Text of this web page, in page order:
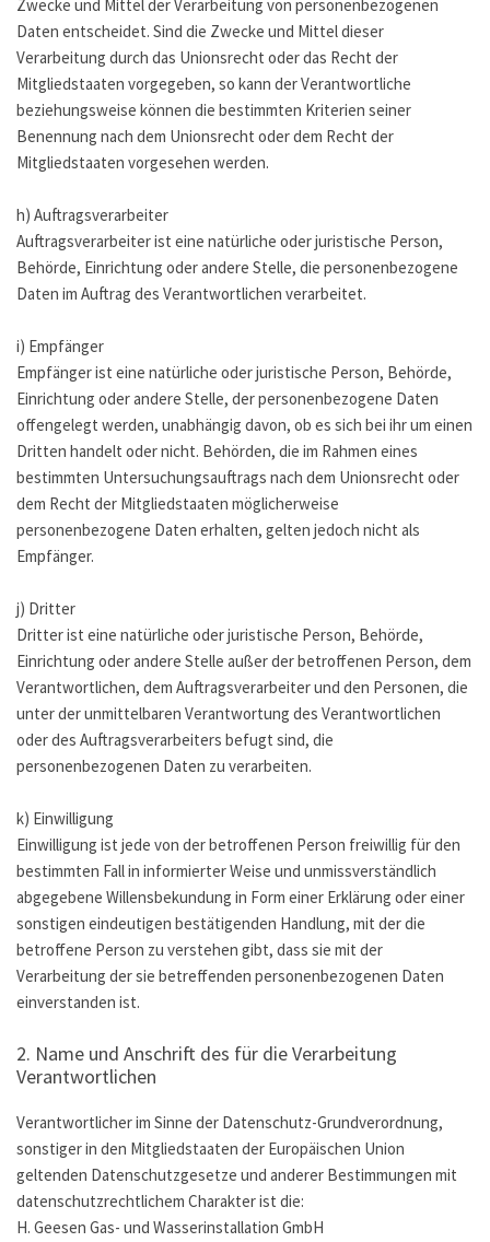
Zwecke und Mittel der Verarbeitung von personenbezogenen
Daten entscheidet. Sind die Zwecke und Mittel dieser
Verarbeitung durch das Unionsrecht oder das Recht der
Mitgliedstaaten vorgegeben, so kann der Verantwortliche
beziehungsweise können die bestimmten Kriterien seiner
Benennung nach dem Unionsrecht oder dem Recht der
Mitgliedstaaten vorgesehen werden.
h) Auftragsverarbeiter
Auftragsverarbeiter ist eine natürliche oder juristische Person,
Behörde, Einrichtung oder andere Stelle, die personenbezogene
Daten im Auftrag des Verantwortlichen verarbeitet.
i) Empfänger
Empfänger ist eine natürliche oder juristische Person, Behörde,
Einrichtung oder andere Stelle, der personenbezogene Daten
offengelegt werden, unabhängig davon, ob es sich bei ihr um einen
Dritten handelt oder nicht. Behörden, die im Rahmen eines
bestimmten Untersuchungsauftrags nach dem Unionsrecht oder
dem Recht der Mitgliedstaaten möglicherweise
personenbezogene Daten erhalten, gelten jedoch nicht als
Empfänger.
j) Dritter
Dritter ist eine natürliche oder juristische Person, Behörde,
Einrichtung oder andere Stelle außer der betroffenen Person, dem
Verantwortlichen, dem Auftragsverarbeiter und den Personen, die
unter der unmittelbaren Verantwortung des Verantwortlichen
oder des Auftragsverarbeiters befugt sind, die
personenbezogenen Daten zu verarbeiten.
k) Einwilligung
Einwilligung ist jede von der betroffenen Person freiwillig für den
bestimmten Fall in informierter Weise und unmissverständlich
abgegebene Willensbekundung in Form einer Erklärung oder einer
sonstigen eindeutigen bestätigenden Handlung, mit der die
betroffene Person zu verstehen gibt, dass sie mit der
Verarbeitung der sie betreffenden personenbezogenen Daten
einverstanden ist.
2. Name und Anschrift des für die Verarbeitung
Verantwortlichen
Verantwortlicher im Sinne der Datenschutz-Grundverordnung,
sonstiger in den Mitgliedstaaten der Europäischen Union
geltenden Datenschutzgesetze und anderer Bestimmungen mit
datenschutzrechtlichem Charakter ist die:
H. Geesen Gas- und Wasserinstallation GmbH